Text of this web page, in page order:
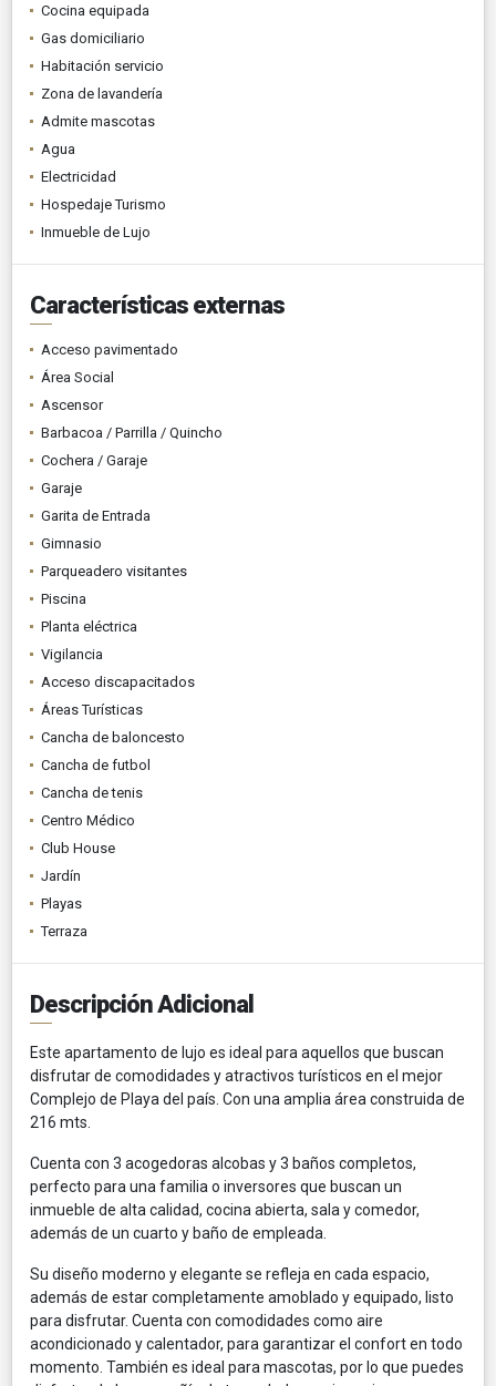
Cocina equipada
Gas domiciliario
Habitación servicio
Zona de lavandería
Admite mascotas
Agua
Electricidad
Hospedaje Turismo
Inmueble de Lujo
Características externas
Acceso pavimentado
Área Social
Ascensor
Barbacoa / Parrilla / Quincho
Cochera / Garaje
Garaje
Garita de Entrada
Gimnasio
Parqueadero visitantes
Piscina
Planta eléctrica
Vigilancia
Acceso discapacitados
Áreas Turísticas
Cancha de baloncesto
Cancha de futbol
Cancha de tenis
Centro Médico
Club House
Jardín
Playas
Terraza
Descripción Adicional
Este apartamento de lujo es ideal para aquellos que buscan
disfrutar de comodidades y atractivos turísticos en el mejor
Complejo de Playa del país. Con una amplia área construida de
216 mts.
Cuenta con 3 acogedoras alcobas y 3 baños completos,
perfecto para una familia o inversores que buscan un
inmueble de alta calidad, cocina abierta, sala y comedor,
además de un cuarto y baño de empleada.
Su diseño moderno y elegante se refleja en cada espacio,
además de estar completamente amoblado y equipado, listo
para disfrutar. Cuenta con comodidades como aire
acondicionado y calentador, para garantizar el confort en todo
momento. También es ideal para mascotas, por lo que puedes